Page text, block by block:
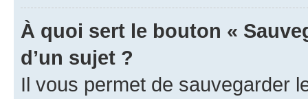
À quoi sert le bouton «
d’un sujet ?
Il vous permet de sauvegarder